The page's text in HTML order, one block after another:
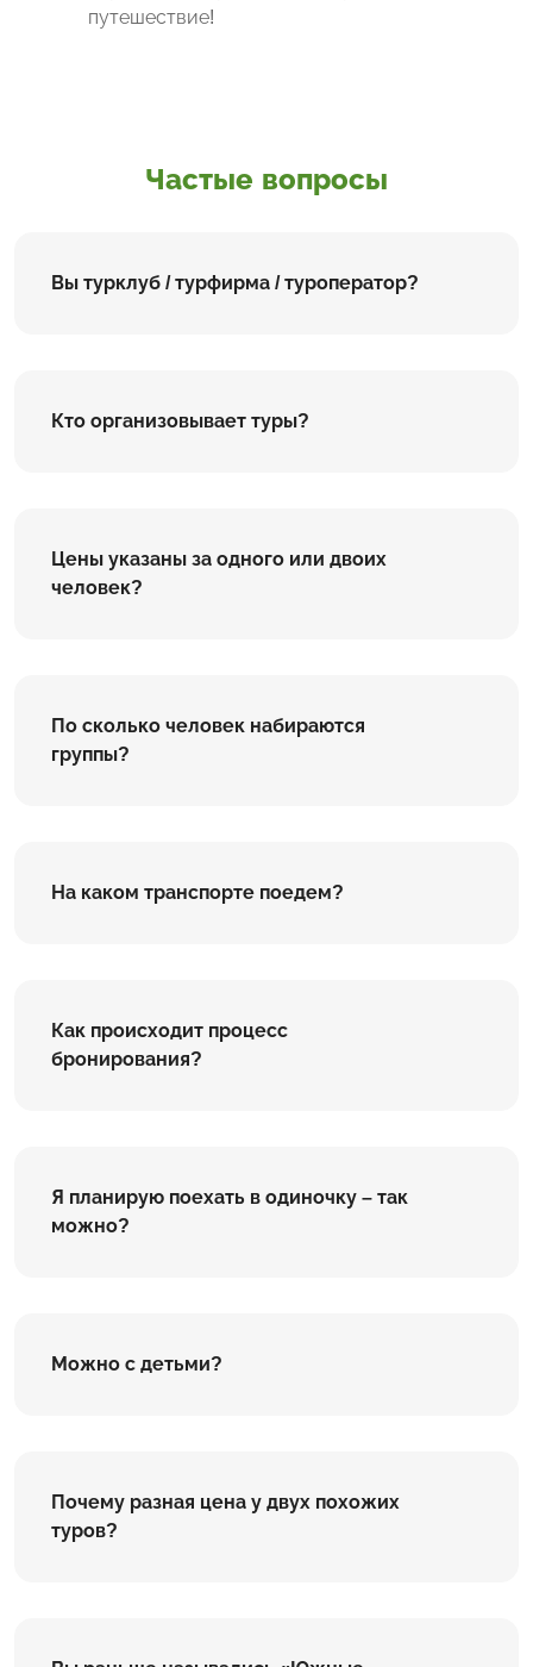
путешествие!
Частые вопросы
Вы турклуб / турфирма / туроператор?
Кто организовывает туры?
Цены указаны за одного или двоих
человек?
По сколько человек набираются
группы?
На каком транспорте поедем?
Как происходит процесс
бронирования?
Я планирую поехать в одиночку – так
можно?
Можно с детьми?
Почему разная цена у двух похожих
туров?